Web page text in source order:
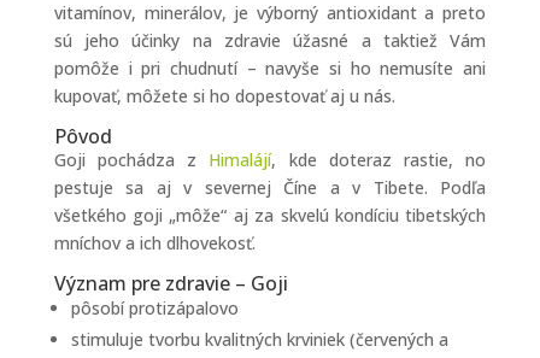
vitamínov, minerálov, je výborný antioxidant a preto
sú jeho účinky na zdravie úžasné a taktiež Vám
pomôže i pri chudnutí – navyše si ho nemusíte ani
kupovať, môžete si ho dopestovať aj u nás.
Pôvod
Goji pochádza z Himalájí, kde doteraz rastie, no
pestuje sa aj v severnej Číne a v Tibete. Podľa
všetkého goji „môže“ aj za skvelú kondíciu tibetských
mníchov a ich dlhovekosť.
Význam pre zdravie – Goji
pôsobí protizápalovo
stimuluje tvorbu kvalitných krviniek (červených a